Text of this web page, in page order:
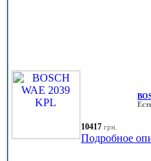
10417 грн.
Подробное